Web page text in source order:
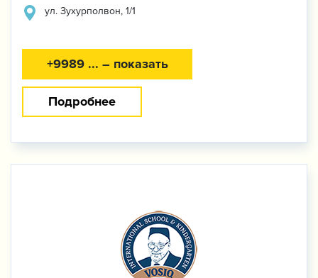
ул. Зухурполвон, 1/1
+9989 ... – показать
Подробнее